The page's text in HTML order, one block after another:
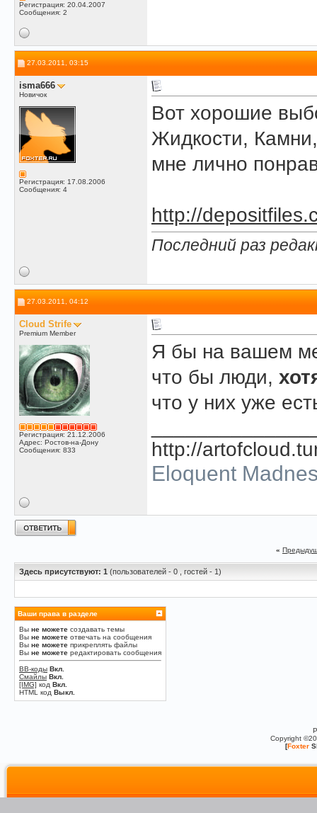
Регистрация: 20.04.2007
Сообщения: 2
27.03.2011, 03:15
isma666
Новичок
Регистрация: 17.08.2006
Сообщения: 4
Вот хорошие
Жидкости,
мне лично
http://
Последний раз
27.03.2011, 04:12
Cloud Strife
Premium Member
Регистрация: 21.12.2006
Адрес: Ростов-на-Дону
Сообщения: 833
Я бы на вашем
что бы люди,
что у них уже
http://
Eloquent
«
Здесь присутствуют: 1 (пользователей - 0 , гостей - 1)
Ваши права в разделе
Вы не можете создавать темы
Вы не можете отвечать на сообщения
Вы не можете прикреплять файлы
Вы не можете редактировать сообщения
BB-коды Вкл.
Смайлы Вкл.
[IMG] код Вкл.
HTML код Выкл.
Copyright
[Foxter